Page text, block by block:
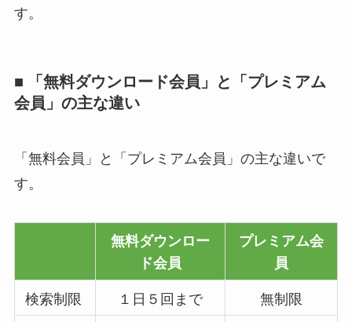
す。
■ 「無料ダウンロード会員」と「プレミアム
会員」の主な違い
「無料会員」と「プレミアム会員」の主な違いで
す。
無料ダウンロー
ド会員
プレミアム会
員
検索制限
１日５回まで
無制限